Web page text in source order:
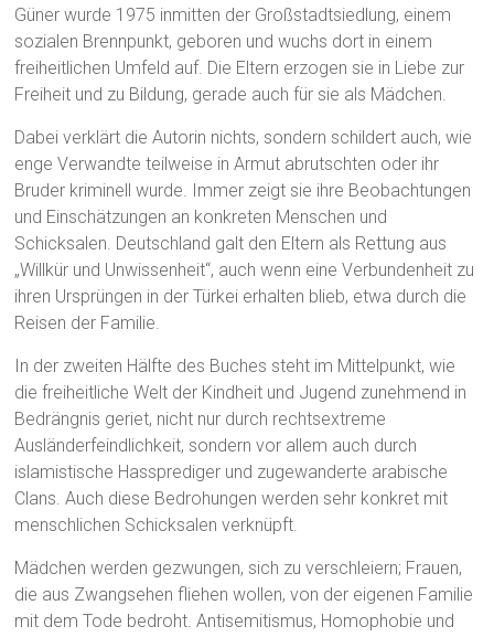
Güner wurde 1975 inmitten der Großstadtsiedlung, einem
sozialen Brennpunkt, geboren und wuchs dort in einem
freiheitlichen Umfeld auf. Die Eltern erzogen sie in Liebe zur
Freiheit und zu Bildung, gerade auch für sie als Mädchen.
Dabei verklärt die Autorin nichts, sondern schildert auch, wie
enge Verwandte teilweise in Armut abrutschten oder ihr
Bruder kriminell wurde. Immer zeigt sie ihre Beobachtungen
und Einschätzungen an konkreten Menschen und
Schicksalen. Deutschland galt den Eltern als Rettung aus
„Willkür und Unwissenheit“, auch wenn eine Verbundenheit zu
ihren Ursprüngen in der Türkei erhalten blieb, etwa durch die
Reisen der Familie.
In der zweiten Hälfte des Buches steht im Mittelpunkt, wie
die freiheitliche Welt der Kindheit und Jugend zunehmend in
Bedrängnis geriet, nicht nur durch rechtsextreme
Ausländerfeindlichkeit, sondern vor allem auch durch
islamistische Hassprediger und zugewanderte arabische
Clans. Auch diese Bedrohungen werden sehr konkret mit
menschlichen Schicksalen verknüpft.
Mädchen werden gezwungen, sich zu verschleiern; Frauen,
die aus Zwangsehen fliehen wollen, von der eigenen Familie
mit dem Tode bedroht. Antisemitismus, Homophobie und